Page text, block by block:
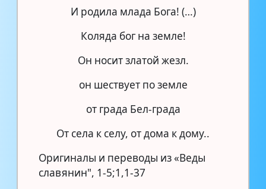
И родила млада Бога! (…)
Коляда бог на земле!
Он носит златой жезл.
он шествует по земле
от града Бел-града
От села к селу, от дома к дому..
Оригиналы и переводы из «Веды
славянин", 1-5;1,1-37